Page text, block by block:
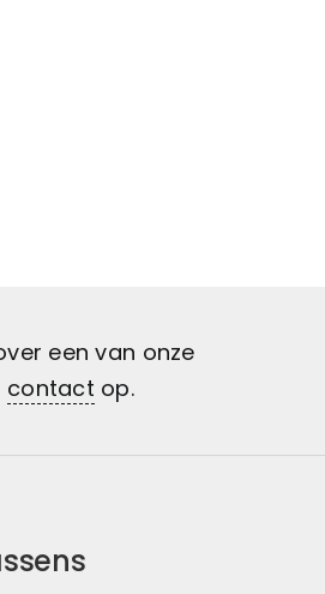
een van onze
contact op.